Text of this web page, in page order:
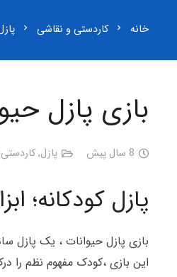
خانه chevron_right کاردستی و نقاشی chevron_right
بازی پازل
8 سال پیش پازل,
پازل کودکانه؛
بازی پازل حیوانات ، یک
این بازی ،کودک مفهوم نظم را